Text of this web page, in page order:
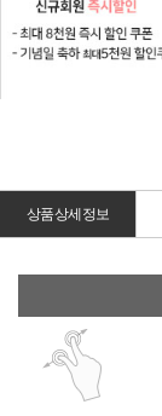
상품상세정보